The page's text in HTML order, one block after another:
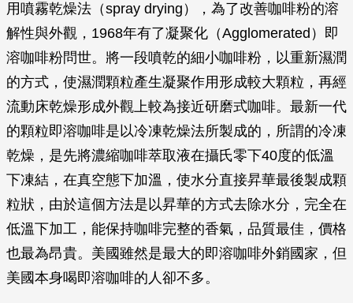
用噴霧乾燥法（spray drying），為了改善咖啡粉的溶
解性與外觀，1968年有了凝聚化（Agglomerated）即
溶咖啡粉問世。將一段噴乾的細小咖啡粉，以重新濕潤
的方式，使濕潤顆粒產生凝聚作用形成較大顆粒，再經
流動床乾燥形成外觀上較為接近研磨式咖啡。最新一代
的顆粒即溶咖啡是以冷凍乾燥法所製成的，所謂的冷凍
乾燥，是先將濃縮咖啡萃取液在攝氏零下40度的低溫
下凍結，在真空態下加溫，使水分直接昇華最後製成顆
粒狀，由於這個方法是以昇華的方式去除水分，完全在
低溫下加工，能保持咖啡完整的香氣，品質最佳，價格
也最為昂貴。美國雖然是最大的即溶咖啡外銷國家，但
美國本身喝即溶咖啡的人卻不多。